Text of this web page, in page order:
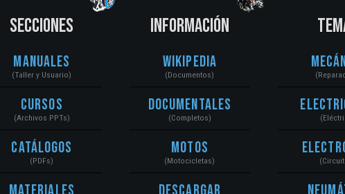
SECCIONES
Manuales
(Taller y Usuario)
Cursos
(Archivos PPTs)
Catálogos
(PDFs)
INFORMACIÓN
Wikipedia
(Documentos)
Documentales
(Completos)
Motos
(Motocicletas)